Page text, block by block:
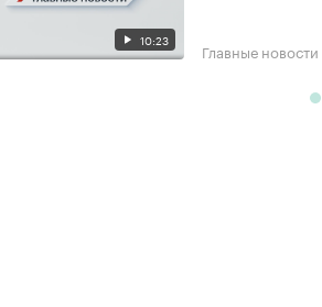
10:23 Главные новости